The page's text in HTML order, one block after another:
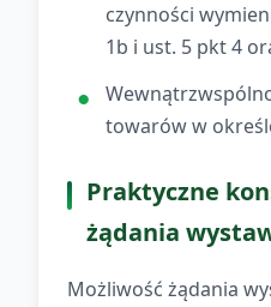
czynności
1b i ust. 5 pkt 4
towarów w
Praktyczne
żądania
Możliwość żądania